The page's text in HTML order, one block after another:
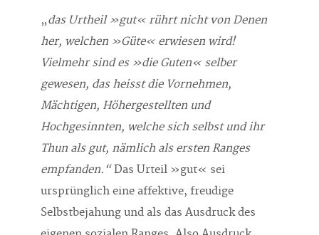
„das Urtheil »gut« rührt nicht von Denen
her, welchen »Güte« erwiesen wird!
Vielmehr sind es »die Guten« selber
gewesen, das heisst die Vornehmen,
Mächtigen, Höhergestellten und
Hochgesinnten, welche sich selbst und ihr
Thun als gut, nämlich als ersten Ranges
empfanden.“Das Urteil »gut« sei
ursprünglich eine affektive, freudige
Selbstbejahung und als das Ausdruck des